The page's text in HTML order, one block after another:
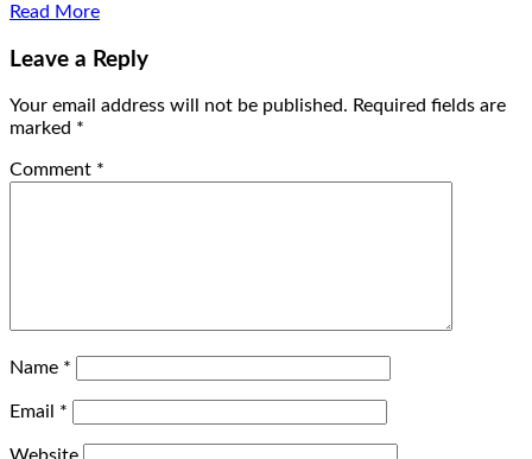
Read More
Leave a Reply
Your email address will not be published. Required fields are
marked *
Comment *
Name *
Email *